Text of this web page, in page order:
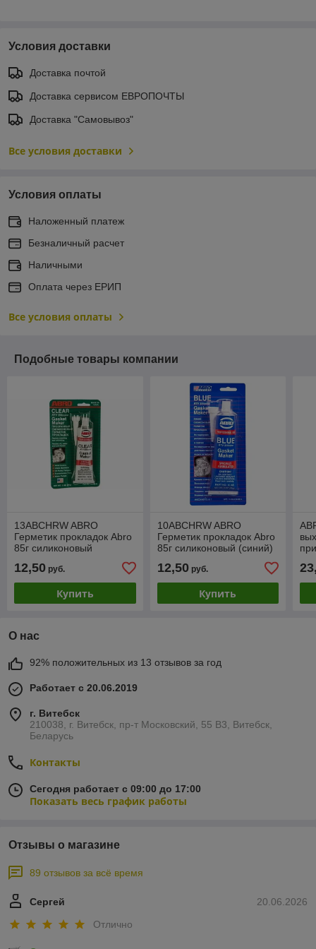
Условия доставки
Доставка почтой
Доставка сервисом ЕВРОПОЧТЫ
Доставка "Самовывоз"
Все условия доставки
Условия оплаты
Наложенный платеж
Безналичный расчет
Наличными
Оплата через ЕРИП
Все условия оплаты
Подобные товары компании
13ABCHRW ABRO
Герметик прокладок Abro
85г силиконовый
12,50 руб.
Купить
10ABCHRW ABRO
Герметик прокладок Abro
85г силиконовый (синий)
12,50руб.
Купить
О нас
92% положительных из 13 отзывов за год
Работает с 20.06.2019
г. Витебск
210038, г. Витебск, пр-т Московский, 55 B3, Витебск,
Беларусь
Контакты
Сегодня работает с 09:00 до 17:00
Показать весь график работы
Отзывы о магазине
89 отзывов за всё время
20.06.2026
Сергей
Отлично